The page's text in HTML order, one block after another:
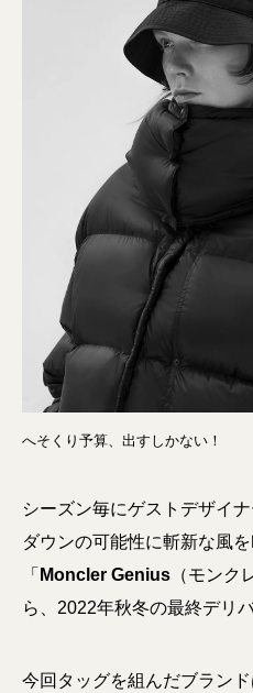
へそくり予算、出すしかない！
シーズン毎にゲストデザイ
ダウンの可能性に斬新な風
「 Moncler Genius （モンク
ら、2022年秋冬の最終デリ
今回タッグを組んだブラン